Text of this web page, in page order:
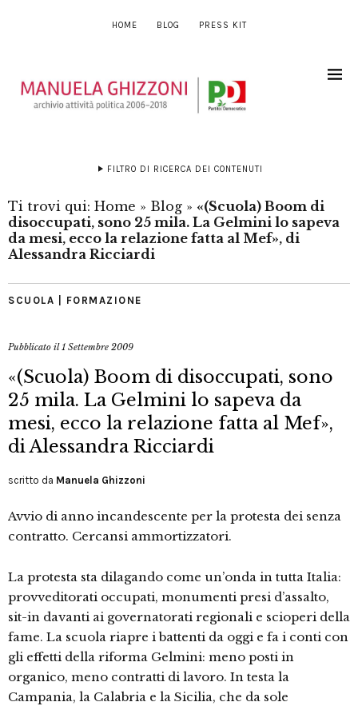
HOME BLOG PRESS KIT
FILTRO DI RICERCA DEI CONTENUTI
Ti trovi qui: Home » Blog » «(Scuola) Boom di
disoccupati, sono 25 mila. La Gelmini lo sapeva
da mesi, ecco la relazione fatta al Mef», di
Alessandra Ricciardi
SCUOLA | FORMAZIONE
Pubblicato il1 Settembre 2009
«(Scuola) Boom di disoccupati, sono
25 mila. La Gelmini lo sapeva da
mesi, ecco la relazione fatta al Mef»,
di Alessandra Ricciardi
scritto da Manuela Ghizzoni
Avvio di anno incandescente per la protesta dei senza
contratto. Cercansi ammortizzatori.
La protesta sta dilagando come un’onda in tutta Italia:
provveditorati occupati, monumenti presi d’assalto,
sit-in davanti ai governatorati regionali e scioperi della
fame. La scuola riapre i battenti da oggi e fa i conti con
gli effetti della riforma Gelmini: meno posti in
organico, meno contratti di lavoro. In testa la
Campania, la Calabria e la Sicilia, che da sole